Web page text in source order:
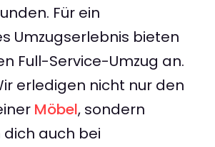
Für ein
Umzugserlebnis bieten
Full-Service-Umzug an.
erledigen nicht nur den
Möbel, sondern
auch bei